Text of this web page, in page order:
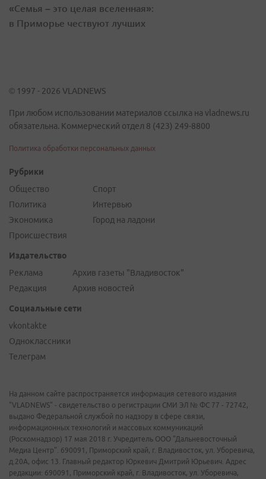
«Семья – это целая вселенная»:
в Приморье чествуют лучших
© 1997 - 2026 VLADNEWS
При любом использовании материалов ссылка на vladnews.ru
обязательна. Коммерческий отдел 8 (423) 249-8800
Политика обработки персональных данных
Рубрики
Общество
Политика
Экономика
Происшествия
Спорт
Интервью
Город на ладони
Издательство
Реклама
Редакция
Архив газеты "Владивосток"
Архив новостей
Социальные сети
vkontakte
Одноклассники
Телеграм
На данном сайте распространяется информация сетевого издания
"VLADNEWS" - свидетельство о регистрации СМИ ЭЛ № ФС 77 - 72742,
выдано Федеральной службой по надзору в сфере связи,
информационных технологий и массовых коммуникаций
(Роскомнадзор) 17 мая 2018 г. Учредитель ООО "Дальневосточный
Медиа Центр". 690091, Приморский край, г. Владивосток, ул. Уборевича,
д.20А, офис 13. Главный редактор Юркевич Дмитрий Юрьевич. Адрес
редакции: 690091, Приморский край, г. Владивосток, ул. Уборевича,